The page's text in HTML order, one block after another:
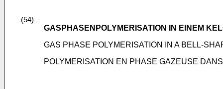
(54)
GASPHASENPOLYMERISATION IN EINEM
GAS PHASE POLYMERISATION IN A BELL-
POLYMERISATION EN PHASE GAZEUSE